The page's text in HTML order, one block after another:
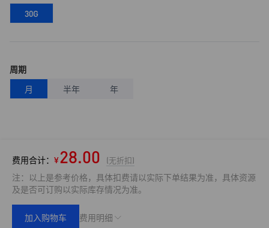
30G
周期
月
半年 年
费用合计： ¥28.00 (无折扣)
注：以上是参考价格，具体扣费请以实际下单结果为准，具体资源
及是否可订购以实际库存情况为准。
费用明细
加入购物车